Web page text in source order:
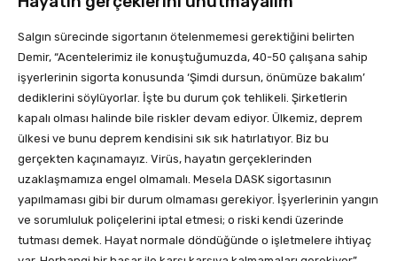
Salgın sürecinde sigortanın ötelenmemesi gerektiğini belirten
Demir, “Acentelerimiz ile konuştuğumuzda, 40-50 çalışana sahip
işyerlerinin sigorta konusunda ‘Şimdi dursun, önümüze bakalım’
dediklerini söylüyorlar. İşte bu durum çok tehlikeli. Şirketlerin
kapalı olması halinde bile riskler devam ediyor. Ülkemiz, deprem
ülkesi ve bunu deprem kendisini sık sık hatırlatıyor. Biz bu
gerçekten kaçınamayız. Virüs, hayatın gerçeklerinden
uzaklaşmamıza engel olmamalı. Mesela DASK sigortasının
yapılmaması gibi bir durum olmaması gerekiyor. İşyerlerinin yangın
ve sorumluluk poliçelerini iptal etmesi; o riski kendi üzerinde
tutması demek. Hayat normale döndüğünde o işletmelere ihtiyaç